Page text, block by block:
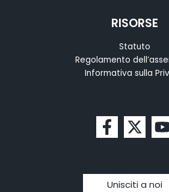
RISORSE
Statuto
Regolamento
Informativa sulla
Unisciti a noi